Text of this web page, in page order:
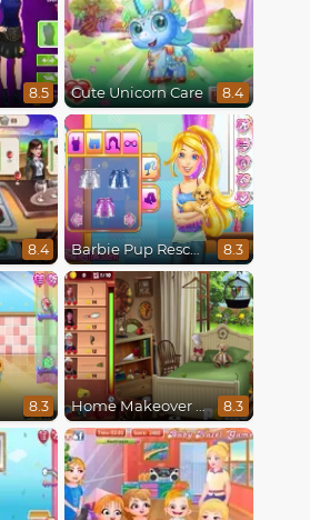
8.5 Cute Unicorn Care 8.4
8.4 Barbie Pup Rescue 8.3
8.3 Home Makeover Hidden Object 8.3